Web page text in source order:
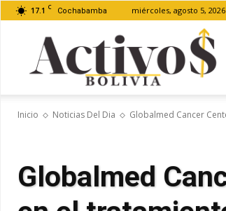
17.1 C Cochabamba miércoles, agosto 5, 2026
Inicio Noticias Del Dia Globalmed Cancer
Globalmed